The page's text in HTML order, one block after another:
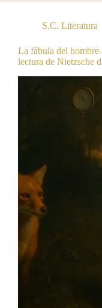
S.C. Literatura
La fábula del hombre
lectura de Nietzsche